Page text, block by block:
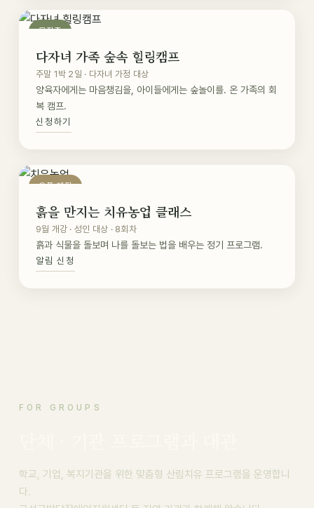
모집중
다자녀 가족 숲속 힐링캠프
주말 1박 2일 · 다자녀 가정 대상
양육자에게는 마음챙김을, 아이들에게는 숲놀이를. 온 가족의 회
복 캠프.
신청하기
오픈 예정
흙을 만지는 치유농업 클래스
9월 개강 · 성인 대상 · 8회차
흙과 식물을 돌보며 나를 돌보는 법을 배우는 정기 프로그램.
알림 신청
FOR GROUPS
학교, 기업, 복지기관을 위한 맞춤형 산림치유 프로그램을 운영합니
다.